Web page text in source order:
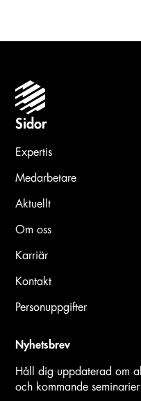
Sidor
Expertis
Medarbetare
Aktuellt
Om oss
Karriär
Kontakt
Personuppgifter
Nyhetsbrev
Håll dig uppdaterad om
och kommande